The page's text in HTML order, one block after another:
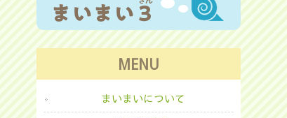
MENU
まいまいについて